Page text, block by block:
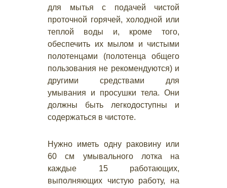
для мытья с подачей чистой
проточной горячей, холодной или
теплой воды и, кроме того,
обеспечить их мылом и чистыми
полотенцами (полотенца общего
пользования не рекомендуются) и
другими средствами для
умывания и просушки тела. Они
должны быть легкодоступны и
содержаться в чистоте.
Нужно иметь одну раковину или
60 см умывального лотка на
каждые 15 работающих,
выполняющих чистую работу, на